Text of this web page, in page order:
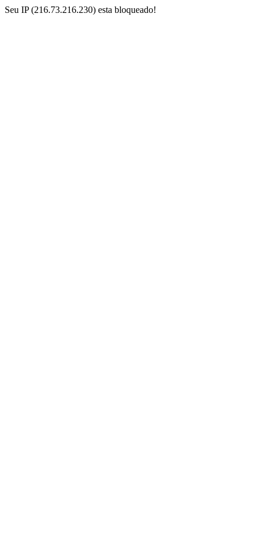
Seu IP (216.73.216.230) esta bloqueado!